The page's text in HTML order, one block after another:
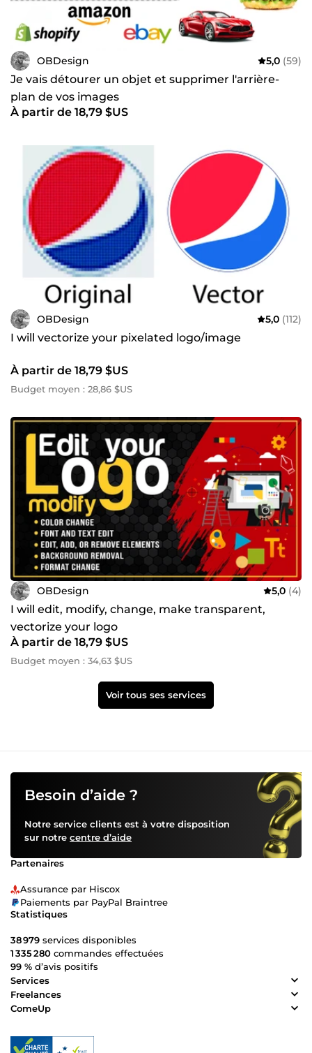
OBDesign 5,0 (59)
Je vais détourer un objet et supprimer l'arrière-
plan de vos images
À partir de 18,79 $US
OBDesign 5,0 (112)
I will vectorize your pixelated logo/image
À partir de 18,79 $US
Budget moyen : 28,86 $US
OBDesign 5,0 (4)
I will edit, modify, change, make transparent,
vectorize your logo
À partir de 18,79 $US
Budget moyen : 34,63 $US
Voir tous ses services
Besoin d’aide ?
Notre service clients est à votre disposition
sur notre centre d’aide
Partenaires
Assurance par Hiscox
Paiements par PayPal Braintree
Statistiques
38 979 services disponibles
1 335 280 commandes effectuées
99 % d’avis positifs
Services
Freelances
ComeUp